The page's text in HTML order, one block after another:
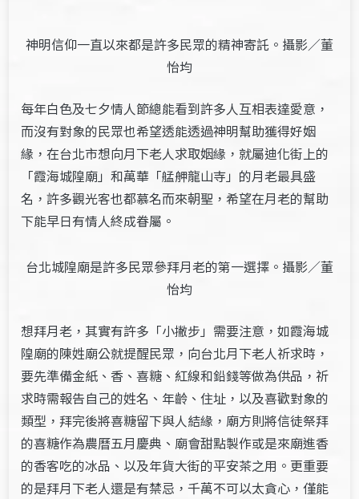
神明信仰一直以來都是許多民眾的精神寄託。攝影／董
怡均
每年白色及七夕情人節總能看到許多人互相表達愛意，
而沒有對象的民眾也希望透能透過神明幫助獲得好姻
緣，在台北市想向月下老人求取姻緣，就屬迪化街上的
「霞海城隍廟」和萬華「艋舺龍山寺」的月老最具盛
名，許多觀光客也都慕名而來朝聖，希望在月老的幫助
下能早日有情人終成眷屬。
台北城隍廟是許多民眾參拜月老的第一選擇。攝影／董
怡均
想拜月老，其實有許多「小撇步」需要注意，如霞海城
隍廟的陳姓廟公就提醒民眾，向台北月下老人祈求時，
要先準備金紙、香、喜糖、紅線和鉛錢等做為供品，祈
求時需報告自己的姓名、年齡、住址，以及喜歡對象的
類型，拜完後將喜糖留下與人結緣，廟方則將信徒祭拜
的喜糖作為農曆五月慶典、廟會甜點製作或是來廟進香
的香客吃的冰品、以及年貨大街的平安茶之用。更重要
的是拜月下老人還是有禁忌，千萬不可以太貪心，僅能